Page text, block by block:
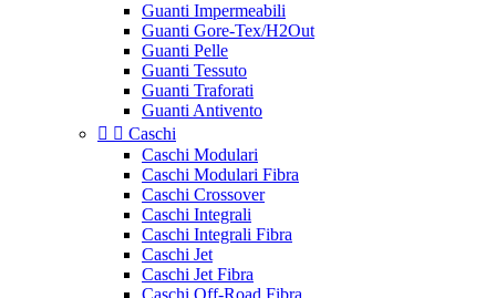
Guanti Impermeabili
Guanti Gore-Tex/H2Out
Guanti Pelle
Guanti Tessuto
Guanti Traforati
Guanti Antivento
  Caschi
Caschi Modulari
Caschi Modulari Fibra
Caschi Crossover
Caschi Integrali
Caschi Integrali Fibra
Caschi Jet
Caschi Jet Fibra
Caschi Off-Road Fibra